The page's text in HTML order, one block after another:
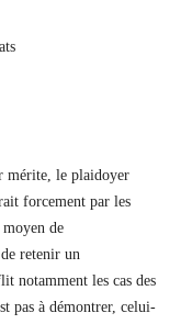
mérite, le plaidoyer
forcement par les
de
retenir un
notamment les cas des
pas à démontrer, celui-